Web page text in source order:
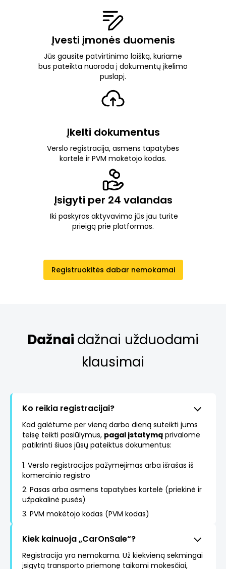
Įvesti įmonės duomenis
Jūs gausite patvirtinimo laišką, kuriame
bus pateikta nuoroda į dokumentų įkėlimo
puslapį.
Įkelti dokumentus
Verslo registracija, asmens tapatybės
kortelė ir PVM mokėtojo kodas.
Įsigyti per 24 valandas
Iki paskyros aktyvavimo jūs jau turite
prieigą prie platformos.
Registruokitės dabar nemokamai
Dažnai dažnai užduodami
klausimai
Ko reikia registracijai?
Kad galėtume per vieną darbo dieną suteikti jums
teisę teikti pasiūlymus, pagal įstatymą privalome
patikrinti šiuos jūsų pateiktus dokumentus:
1. Verslo registracijos pažymėjimas arba išrašas iš
komercinio registro
2. Pasas arba asmens tapatybės kortelė (priekinė ir
užpakalinė pusės)
3. PVM mokėtojo kodas (PVM kodas)
Kiek kainuoja „CarOnSale“?
Registracija yra nemokama. Už kiekvieną sėkmingai
įsigytą transporto priemonę taikomi mokesčiai,